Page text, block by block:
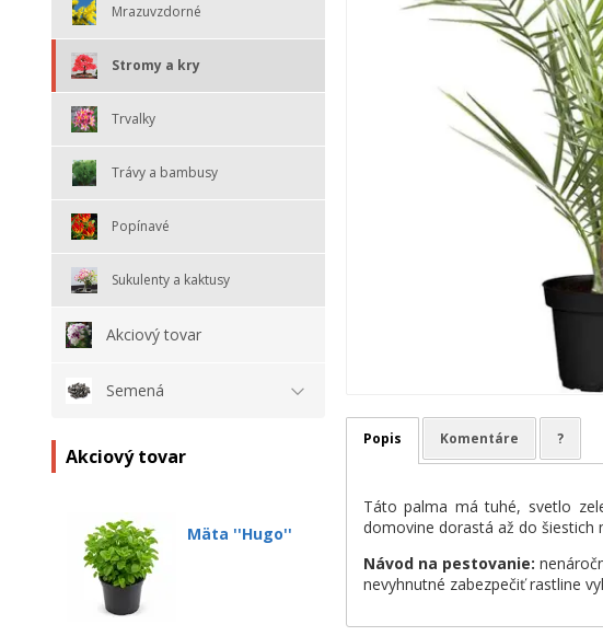
Mrazuvzdorné
Stromy a kry
Trvalky
Trávy a bambusy
Popínavé
Sukulenty a kaktusy
Akciový tovar
Semená
Akciový tovar
Mäta ''Hugo''
Popis Komentáre ?
Táto palma má tuhé, svetlo
domovine dorastá až do šiestich
Návod na pestovanie:
nevyhnutné zabezpečiť rastline